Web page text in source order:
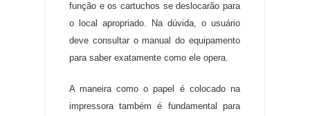
função e os cartuchos se deslocarão para
o local apropriado. Na dúvida, o usuário
deve consultar o manual do equipamento
para saber exatamente como ele opera.
A maneira como o papel é colocado na
impressora também é fundamental para